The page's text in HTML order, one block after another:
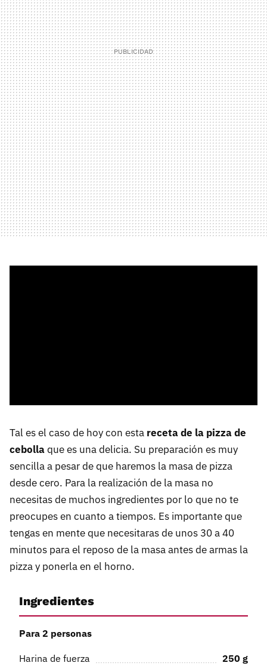
Tal es el caso de hoy con esta receta de la pizza de
cebollaque es una delicia. Su preparación es muy
sencilla a pesar de que haremos la masa de pizza
desde cero. Para la realización de la masa no
necesitas de muchos ingredientes por lo que no te
preocupes en cuanto a tiempos. Es importante que
tengas en mente que necesitaras de unos 30 a 40
minutos para el reposo de la masa antes de armas la
pizza y ponerla en el horno.
Ingredientes
Para 2 personas
Harina de fuerza 250 g